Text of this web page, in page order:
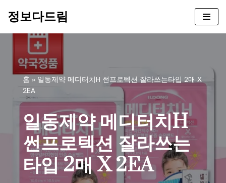
건
정보다드림
홈 » 일동제약 메디터치H 썬프로텍션 잘라쓰는타입 2매 X
2EA
일동제약 메디터치H
썬프로텍션 잘라쓰는
타입 2매 X 2EA